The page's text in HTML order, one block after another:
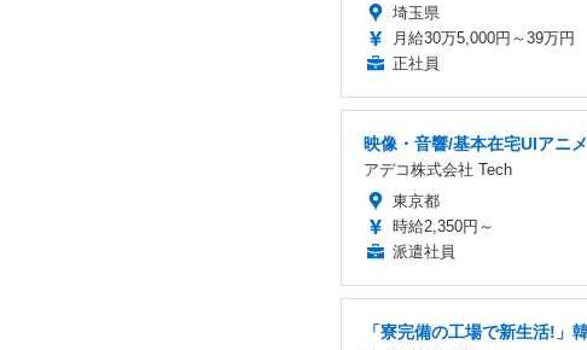
埼玉県
月給30万5,000円～39万円
正社員
映像・音響/基本在宅UIアニ
アデコ株式会社 Tech
東京都
時給2,350円～
派遣社員
「寮完備の工場で新生活!」